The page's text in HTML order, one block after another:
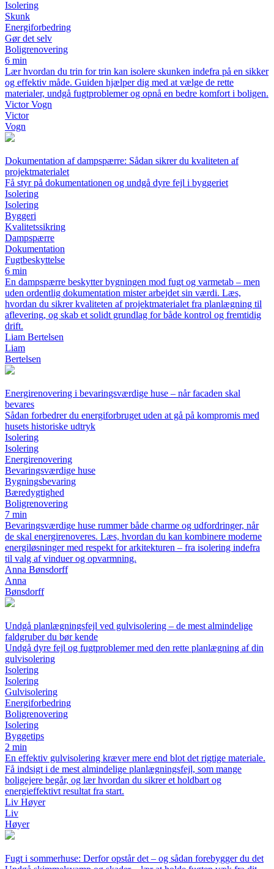
Isolering
Skunk
Energiforbedring
Gør det selv
Boligrenovering
6 min
Lær hvordan du trin for trin kan isolere skunken indefra på en sikker
og effektiv måde. Guiden hjælper dig med at vælge de rette
materialer, undgå fugtproblemer og opnå en bedre komfort i boligen.
Victor Vogn
Victor
Vogn
Dokumentation af dampspærre: Sådan sikrer du kvaliteten af
projektmaterialet
Få styr på dokumentationen og undgå dyre fejl i byggeriet
Isolering
Isolering
Byggeri
Kvalitetssikring
Dampspærre
Dokumentation
Fugtbeskyttelse
6 min
En dampspærre beskytter bygningen mod fugt og varmetab – men
uden ordentlig dokumentation mister arbejdet sin værdi. Læs,
hvordan du sikrer kvaliteten af projektmaterialet fra planlægning til
aflevering, og skab et solidt grundlag for både kontrol og fremtidig
drift.
Liam Bertelsen
Liam
Bertelsen
Energirenovering i bevaringsværdige huse – når facaden skal
bevares
Sådan forbedrer du energiforbruget uden at gå på kompromis med
husets historiske udtryk
Isolering
Isolering
Energirenovering
Bevaringsværdige huse
Bygningsbevaring
Bæredygtighed
Boligrenovering
7 min
Bevaringsværdige huse rummer både charme og udfordringer, når
de skal energirenoveres. Læs, hvordan du kan kombinere moderne
energiløsninger med respekt for arkitekturen – fra isolering indefra
til valg af vinduer og opvarmning.
Anna Bønsdorff
Anna
Bønsdorff
Undgå planlægningsfejl ved gulvisolering – de mest almindelige
faldgruber du bør kende
Undgå dyre fejl og fugtproblemer med den rette planlægning af din
gulvisolering
Isolering
Isolering
Gulvisolering
Energiforbedring
Boligrenovering
Isolering
Byggetips
2 min
En effektiv gulvisolering kræver mere end blot det rigtige materiale.
Få indsigt i de mest almindelige planlægningsfejl, som mange
boligejere begår, og lær hvordan du sikrer et holdbart og
energieffektivt resultat fra start.
Liv Høyer
Liv
Høyer
Fugt i sommerhuse: Derfor opstår det – og sådan forebygger du det